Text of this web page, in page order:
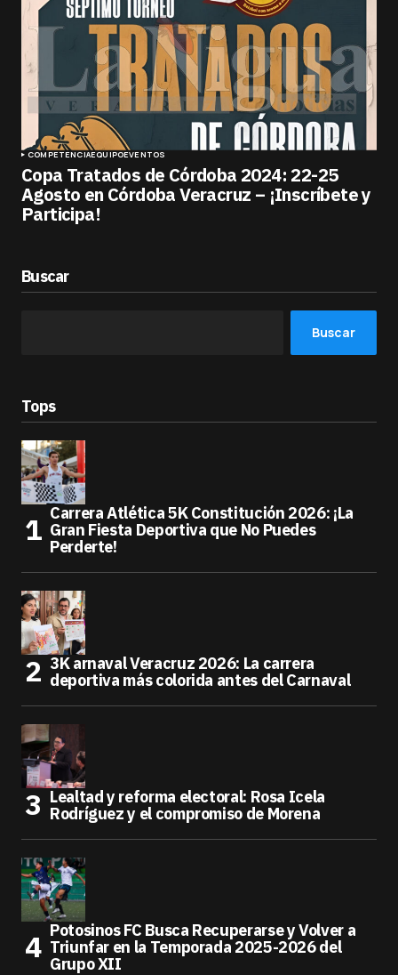
COMPETENCIAEQUIPOEVENTOS
Copa Tratados de Córdoba 2024: 22-25
Agosto en Córdoba Veracruz – ¡Inscríbete y
Participa!
Buscar
Buscar
Tops
Carrera Atlética 5K Constitución 2026: ¡La
Gran Fiesta Deportiva que No Puedes
Perderte!
3K arnaval Veracruz 2026: La carrera
deportiva más colorida antes del Carnaval
Lealtad y reforma electoral: Rosa Icela
Rodríguez y el compromiso de Morena
Potosinos FC Busca Recuperarse y Volver a
Triunfar en la Temporada 2025-2026 del
Grupo XII